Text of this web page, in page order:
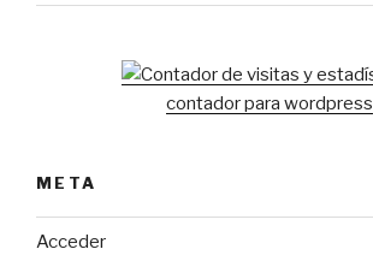
contador para wordpress
META
Acceder